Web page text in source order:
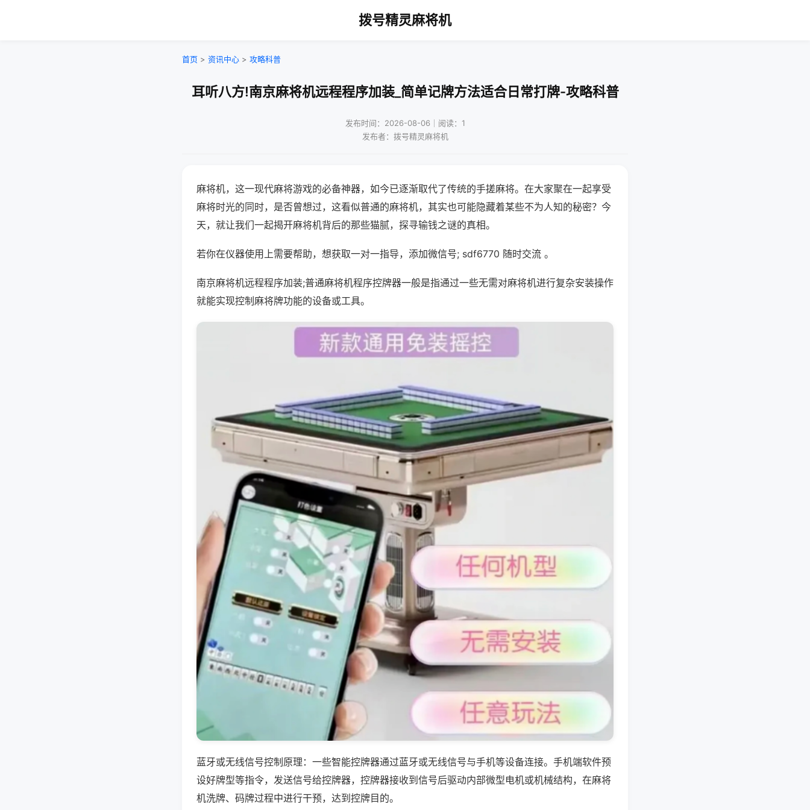
拨号精灵麻将机
首页 > 资讯中心 > 攻略科普
耳听八方!南京麻将机远程程序加装_简单记牌方法适合日常打牌-攻略科普
发布时间：2026-08-06｜阅读：1
发布者：拨号精灵麻将机
麻将机，这一现代麻将游戏的必备神器，如今已逐渐取代了传统的手搓麻将。在大家聚在一起享受
麻将时光的同时，是否曾想过，这看似普通的麻将机，其实也可能隐藏着某些不为人知的秘密？今
天，就让我们一起揭开麻将机背后的那些猫腻，探寻输钱之谜的真相。
若你在仪器使用上需要帮助，想获取一对一指导，添加微信号; sdf6770 随时交流 。
南京麻将机远程程序加装;普通麻将机程序控牌器一般是指通过一些无需对麻将机进行复杂安装操作
就能实现控制麻将牌功能的设备或工具。
蓝牙或无线信号控制原理：一些智能控牌器通过蓝牙或无线信号与手机等设备连接。手机端软件预
设好牌型等指令，发送信号给控牌器，控牌器接收到信号后驱动内部微型电机或机械结构，在麻将
机洗牌、码牌过程中进行干预，达到控牌目的。